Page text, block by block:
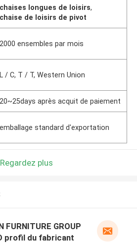
chaises longues de loisirs,
chaise de loisirs de pivot
2000 ensembles par mois
L / C, T / T, Western Union
20~25days après acquit de paiement
emballage standard d'exportation
Regardez plus
FURNITURE GROUP
profil du fabricant